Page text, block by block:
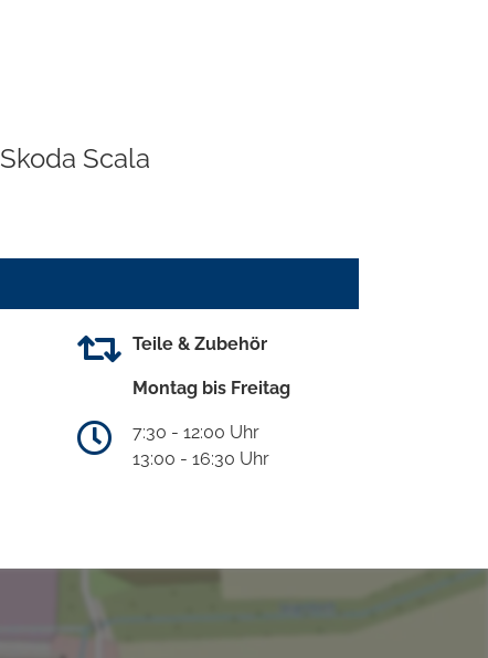
Skoda Scala
Teile & Zubehör
Montag bis Freitag
7:30 - 12:00 Uhr
13:00 - 16:30 Uhr